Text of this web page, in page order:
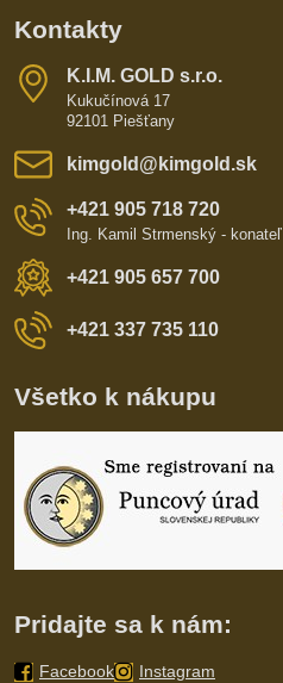
Kontakty
K​​.I​​.M​​. GOLD s​​.r​​.o​​.
Kukučínová 17
92101 Piešťany
kimgold​@kimgold​.sk
+421 905 718 720
Ing. Kamil Strmenský - konateľ
+421 905 657 700
+421 337 735 110
Všetko k nákupu
Pridajte sa k nám:
Facebook Instagram